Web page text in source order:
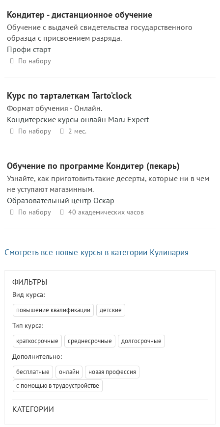
Кондитер - дистанционное обучение
Обучение с выдачей свидетельства государственного
образца с присвоением разряда.
Профи старт
По набору
Курс по тарталеткам Tarto’clock
Формат обучения - Онлайн.
Кондитерские курсы онлайн Maru Expert
По набору 2 мес.
Обучение по программе Кондитер (пекарь)
Узнайте, как приготовить такие десерты, которые ни в чем
не уступают магазинным.
Образовательный центр Оскар
По набору 40 академических часов
Смотреть все новые курсы в категории Кулинария
ФИЛЬТРЫ
Вид курса:
повышение квалификации детские
Тип курса:
краткосрочные среднесрочные долгосрочные
Дополнительно:
бесплатные онлайн
новая профессия
с помощью в трудоустройстве
КАТЕГОРИИ